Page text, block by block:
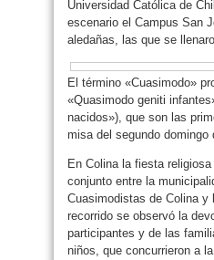
Universidad Católica de
escenario el Campus San
aledañas, las que se
El término «Cuasimodo»
«Quasimodo geniti
nacidos»), que son las
misa del segundo domingo
En Colina la fiesta
conjunto entre la
Cuasimodistas de Colina y
recorrido se observó la
participantes y de las
niños, que concurrieron a